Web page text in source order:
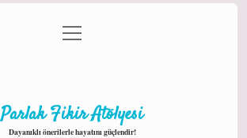
Gizlilik Politikası
menüyü
aç
Parlak Fikir Atölyesi
Dayanıklı önerilerle hayatını güçlendir!